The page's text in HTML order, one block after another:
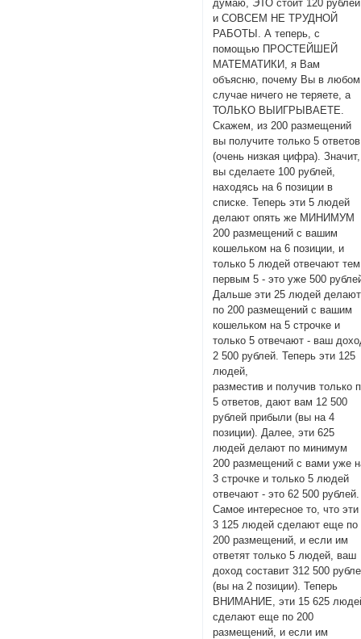
думаю, ЭТО стоит 120 рублей
и СОВСЕМ НЕ ТРУДНОЙ
РАБОТЫ. А теперь, с
помощью ПРОСТЕЙШЕЙ
МАТЕМАТИКИ, я Вам
объясню, почему Вы в любом
случае ничего не теряете, а
ТОЛЬКО ВЫИГРЫВАЕТЕ.
Скажем, из 200 размещений
вы получите только 5 ответов
(очень низкая цифра). Значит,
вы сделаете 100 рублей,
находясь на 6 позиции в
списке. Теперь эти 5 людей
делают опять же МИНИМУМ
200 размещений с вашим
кошельком на 6 позиции, и
только 5 людей отвечают тем
первым 5 - это уже 500
Дальше эти 25 людей делают
по 200 размещений с вашим
кошельком на 5 строчке и
только 5 отвечают - ваш
2 500 рублей. Теперь эти 125
людей,
разместив и получив только
5 ответов, дают вам 12 500
рублей прибыли (вы на 4
позиции). Далее, эти 625
людей делают по минимум
200 размещений с вами уже
3 строчке и только 5 людей
отвечают - это 62 500 рублей.
Самое интересное то, что эти
3 125 людей сделают еще по
200 размещений, и если им
ответят только 5 людей, ваш
доход составит 312 500
(вы на 2 позиции). Теперь
ВНИМАНИЕ, эти 15 625
сделают еще по 200
размещений, и если им